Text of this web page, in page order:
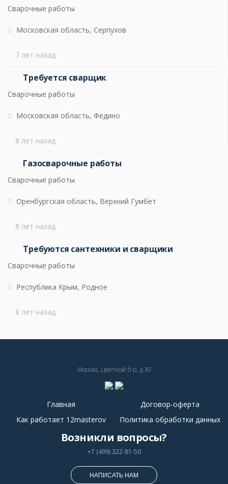
Сварочные работы
7 лет назад
Московская область, Серпухов
Требуется сварщик
Сварочные работы
8 лет назад
Московская область, Федино
Газосварочные работы
Сварочные работы
8 лет назад
Оренбургская область, Верхний Гумбет
Требуются сантехники и сварщики
Сварочные работы
8 лет назад
Республика Крым, Родное
Москва, Цветной б-р, д.30
Главная
Договор-оферта
Как работает 12masterov
Политика обработки данных
Возникли вопросы?
+7 (499) 322-81-50
НАПИСАТЬ НАМ